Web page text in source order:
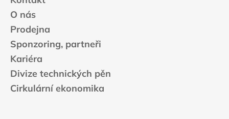
O nás
Prodejna
Sponzoring, partneři
Kariéra
Divize technických pěn
Cirkulární ekonomika